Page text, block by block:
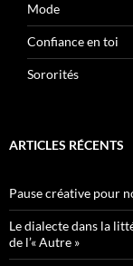
Mode
Confiance en toi
Sororités
ARTICLES RÉCENTS
Pause créative pour
Le dialecte dans la
de l’« Autre »